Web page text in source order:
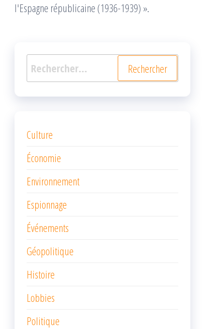
l'Espagne républicaine (1936-1939) ».
Rechercher :
Culture
Économie
Environnement
Espionnage
Événements
Géopolitique
Histoire
Lobbies
Politique